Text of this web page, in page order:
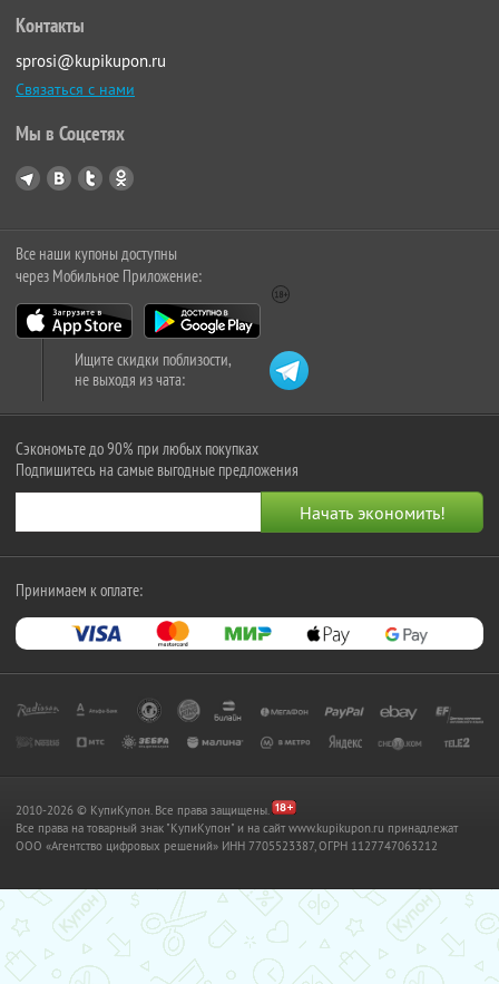
Контакты
sprosi@kupikupon.ru
Связаться с нами
Мы в Соцсетях
Все наши купоны доступны
через Мобильное Приложение:
Ищите скидки поблизости,
не выходя из чата:
Сэкономьте до 90% при любых покупках
Подпишитесь на самые выгодные предложения
Принимаем к оплате:
2010-2026 © КупиКупон. Все права защищены.
Все права на товарный знак "КупиКупон" и на сайт www.kupikupon.ru принадлежат
OOO «Агентство цифровых решений» ИНН 7705523387, ОГРН 1127747063212